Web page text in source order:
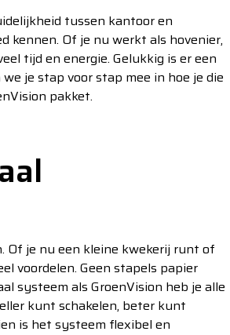
tussen kantoor en
kennen. Of je nu werkt als hovenier,
tijd en energie. Gelukkig is er een
je stap voor stap mee in hoe je die
pakket.
Of je nu een kleine kwekerij runt of
voordelen. Geen stapels papier
systeem als GroenVision heb je alle
kunt schakelen, beter kunt
is het systeem flexibel en